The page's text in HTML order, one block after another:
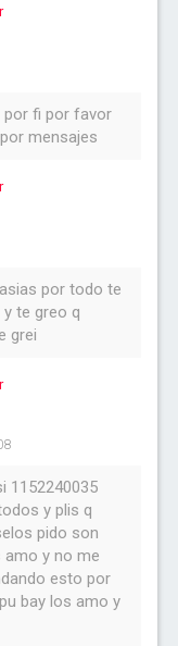
por fi por favor
mensajes
por todo te
te greo q
grei
1152240035
y plis q
pido son
amo y no me
esto por
bay los amo y